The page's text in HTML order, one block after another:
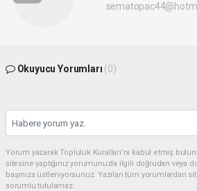
Okuyucu Yorumları (0)
Yorum yazarak Topluluk Kuralları’nı kabul etmiş
sitesine yaptığınız yorumunuzla ilgili doğrudan veya
başınıza üstleniyorsunuz. Yazılan tüm yorumlardan
sorumlu tutulamaz.